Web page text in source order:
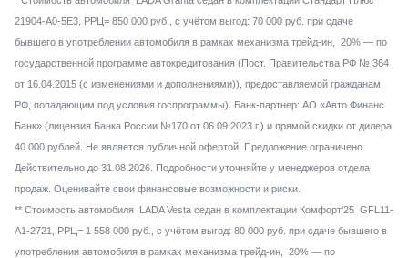
21904-A0-5E3, РРЦ= 850 000 руб., с учётом выгод: 70 000 руб. при сдаче
бывшего в употреблении автомобиля в рамках механизма трейд-ин, 20% — по
государственной программе автокредитования (Пост. Правительства РФ № 364
от 16.04.2015 (с изменениями и дополнениями)), предоставляемой гражданам
РФ, попадающим под условия госпрограммы). Банк-партнер: АО «Авто Финанс
Банк» (лицензия Банка России №170 от 06.09.2023 г.) и прямой скидки от дилера
40 000 рублей. Не является публичной офертой. Предложение ограничено.
Действительно до 31.08.2026. Подробности уточняйте у менеджеров отдела
продаж. Оценивайте свои финансовые возможности и риски.
** Стоимость автомобиля LADA Vesta седан в комплектации Комфорт'25 GFL11-
A1-2721, РРЦ= 1 558 000 руб., с учётом выгод: 80 000 руб. при сдаче бывшего в
употреблении автомобиля в рамках механизма трейд-ин, 20% — по